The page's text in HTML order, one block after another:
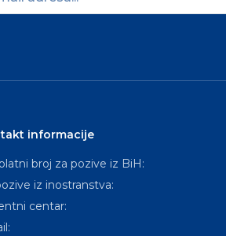
informacije
broj za pozive iz BiH:
iz inostranstva:
centar: